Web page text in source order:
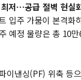
저…공급 절벽 현실
입주 가뭄이 본격
예정 물량은 총 10
이낸싱(PF) 위축 등